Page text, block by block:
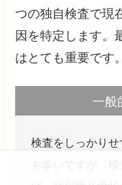
つの独自検査で現
因を特定します。
はとても重要です。
一
検査をしっかり